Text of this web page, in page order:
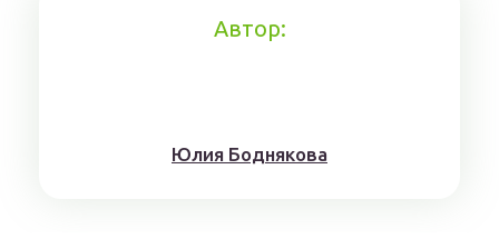
Автор:
Юлия Боднякова